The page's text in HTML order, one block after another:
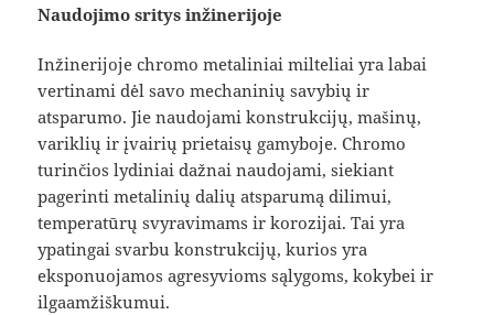
Naudojimo sritys inžinerijoje
Inžinerijoje chromo metaliniai milteliai yra labai
vertinami dėl savo mechaninių savybių ir
atsparumo. Jie naudojami konstrukcijų, mašinų,
variklių ir įvairių prietaisų gamyboje. Chromo
turinčios lydiniai dažnai naudojami, siekiant
pagerinti metalinių dalių atsparumą dilimui,
temperatūrų svyravimams ir korozijai. Tai yra
ypatingai svarbu konstrukcijų, kurios yra
eksponuojamos agresyvioms sąlygoms, kokybei ir
ilgaamžiškumui.